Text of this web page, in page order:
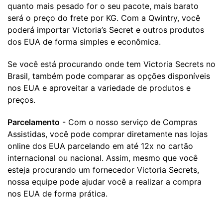
quanto mais pesado for o seu pacote, mais barato
será o preço do frete por KG. Com a Qwintry, você
poderá importar Victoria’s Secret e outros produtos
dos EUA de forma simples e econômica.
Se você está procurando onde tem Victoria Secrets no
Brasil, também pode comparar as opções disponíveis
nos EUA e aproveitar a variedade de produtos e
preços.
Parcelamento - Com o nosso serviço de Compras
Assistidas, você pode comprar diretamente nas lojas
online dos EUA parcelando em até 12x no cartão
internacional ou nacional. Assim, mesmo que você
esteja procurando um fornecedor Victoria Secrets,
nossa equipe pode ajudar você a realizar a compra
nos EUA de forma prática.